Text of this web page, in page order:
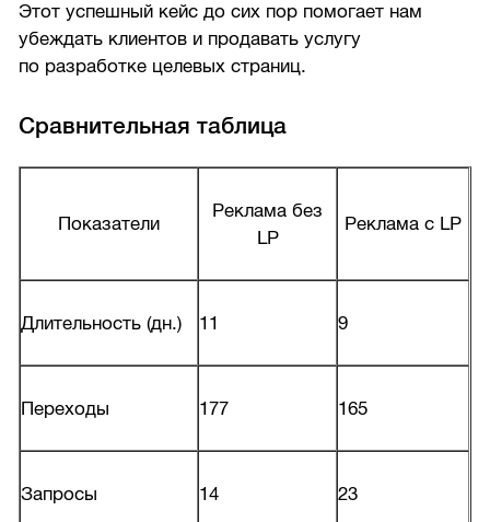
Этот успешный кейс до сих пор помогает нам
убеждать клиентов и продавать услугу
по разработке целевых страниц.
Сравнительная таблица
Показатели
Реклама без
LP
Реклама с LP
Длительность (дн.) 11 9
Переходы 177 165
Запросы 14 23